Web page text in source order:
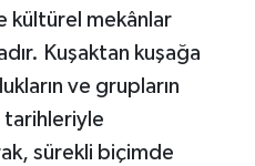
kültürel mekânlar
Kuşaktan kuşağa
ve grupların
sürekli biçimde